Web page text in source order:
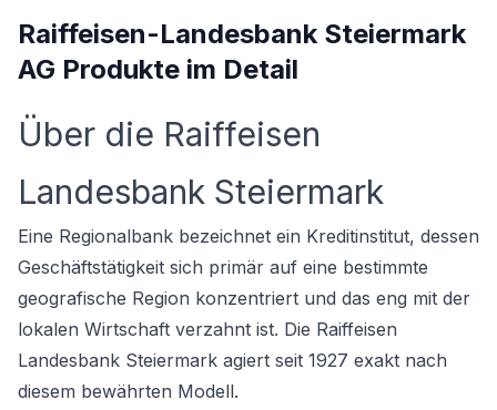
Raiffeisen-Landesbank Steiermark
AG Produkte im Detail
Über die Raiffeisen
Landesbank Steiermark
Eine Regionalbank bezeichnet ein Kreditinstitut, dessen
Geschäftstätigkeit sich primär auf eine bestimmte
geografische Region konzentriert und das eng mit der
lokalen Wirtschaft verzahnt ist. Die Raiffeisen
Landesbank Steiermark agiert seit 1927 exakt nach
diesem bewährten Modell.